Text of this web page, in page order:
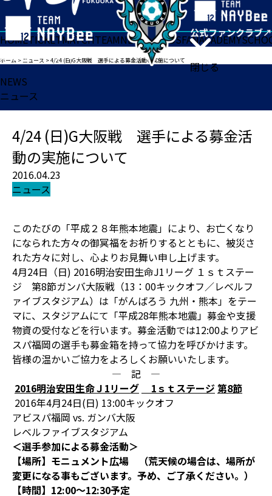
閉じる
HOMETICKETMATCHTEAMNEWSGOODSFANACADEMY
ホーム >ニュース >4/24 (日)G大阪戦 選手による募金活動の実施について
NEWS
ニュース
4/24 (日)G大阪戦 選手による募金活
動の実施について
2016.04.23
ニュース
このたびの「平成２８年熊本地震」により、お亡くなり
になられた方々の御冥福をお祈りするとともに、被災さ
れた方々に対し、心よりお見舞い申し上げます。
4月24日（日) 2016明治安田生命J1リーグ １ｓｔステー
ジ 第8節ガンバ大阪戦（13：00キックオフ／レベルフ
ァイブスタジアム）は「がんばろう 九州・熊本」をテー
マに、スタジアムにて「平成28年熊本地震」募金や支援
物資の受付などを行います。募金活動では12:00よりアビ
スパ福岡の選手も募金箱を持って協力を呼びかけます。
皆様の温かいご協力をよろしくお願いいたします。
― 記 ―
2016明治安田生命Ｊ 1リーグ 1ｓｔステージ第8節
2016年4月24日(日) 13:00キックオフ
アビスパ福岡 vs. ガンバ大阪
レベルファイブスタジアム
＜選手参加による募金活動＞
【場所】モニュメント広場 （荒天候の場合は、場所が
変更になる事もございます。予め、ご了承ください。）
【時間】12:00～12:30予定